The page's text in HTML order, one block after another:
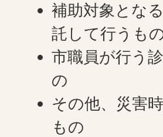
補助対象とな
託して行うも
市職員が行う
の
その他、災害
もの